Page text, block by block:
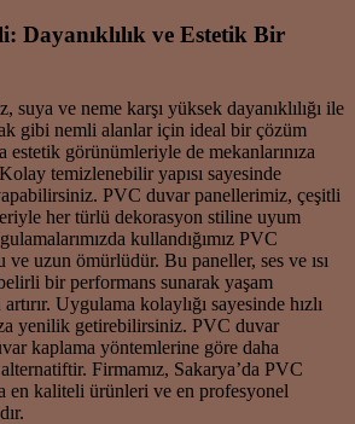
Dayanıklılık ve Estetik Bir
ve neme karşı yüksek dayanıklılığı ile
gibi nemli alanlar için ideal bir çözüm
estetik görünümleriyle de mekanlarınıza
temizlenebilir yapısı sayesinde
PVC duvar panellerimiz, çeşitli
her türlü dekorasyon stiline uyum
kullandığımız PVC
ve uzun ömürlüdür. Bu paneller, ses ve ısı
bir performans sunarak yaşam
Uygulama kolaylığı sayesinde hızlı
yenilik getirebilirsiniz. PVC duvar
kaplama yöntemlerine göre daha
Firmamız, Sakarya’da PVC
en kaliteli ürünleri ve en profesyonel